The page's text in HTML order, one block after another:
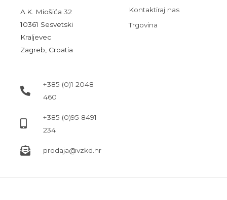
A.K. Miošića 32
10361 Sesvetski
Kraljevec
Zagreb, Croatia
+385 (0)1 2048
460
+385 (0)95 8491
234
prodaja@vzkd.hr
Kontaktiraj nas
Trgovina